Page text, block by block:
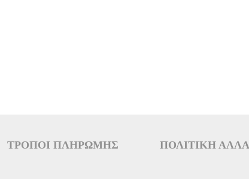
ΤΡΌΠΟΙ ΠΛΗΡΩΜΉΣ ΠΟΛΙΤΙΚΉ